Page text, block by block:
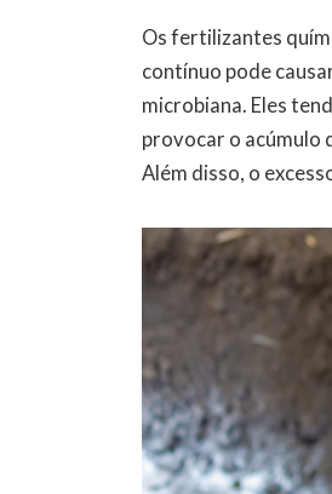
Os fertilizantes
contínuo pode
microbiana. Eles
provocar o acúmulo
Além disso, o